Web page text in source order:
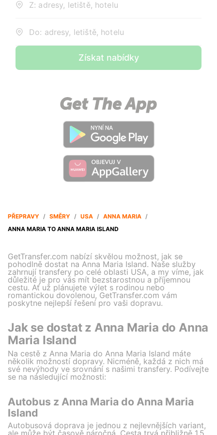
Z: adresy, letiště, hotelu
Do: adresy, letiště, hotelu
Získat nabídky
PŘEPRAVY / SMĚRY / USA / ANNA MARIA /
ANNA MARIA TO ANNA MARIA ISLAND
GetTransfer.com nabízí skvělou možnost, jak se
pohodlně dostat na Anna Maria Island. Naše služby
zahrnují transfery po celé oblasti USA, a my víme, jak
důležité je pro vás mít bezstarostnou a příjemnou
cestu. Ať už plánujete výlet s rodinou nebo
romantickou dovolenou, GetTransfer.com vám
poskytne nejlepší řešení pro vaši dopravu.
Jak se dostat z Anna Maria do Anna
Maria Island
Na cestě z Anna Maria do Anna Maria Island máte
několik možností dopravy. Nicméně, každá z nich má
své nevýhody ve srovnání s našimi transfery. Podívejte
se na následující možnosti:
Autobus z Anna Maria do Anna Maria
Island
Autobusová doprava je jednou z nejlevnějších variant,
ale může být časově náročná. Cesta trvá přibližně 1,5